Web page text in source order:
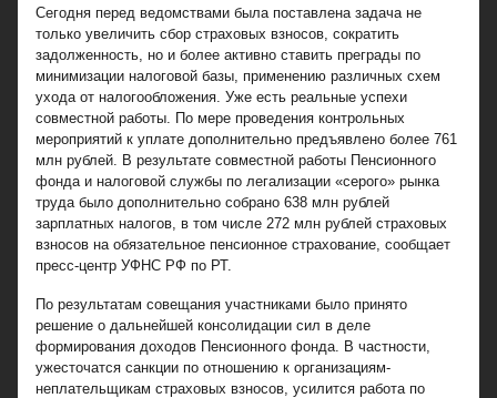
Сегодня перед ведомствами была поставлена задача не
только увеличить сбор страховых взносов, сократить
задолженность, но и более активно ставить преграды по
минимизации налоговой базы, применению различных схем
ухода от налогообложения. Уже есть реальные успехи
совместной работы. По мере проведения контрольных
мероприятий к уплате дополнительно предъявлено более 761
млн рублей. В результате совместной работы Пенсионного
фонда и налоговой службы по легализации «серого» рынка
труда было дополнительно собрано 638 млн рублей
зарплатных налогов, в том числе 272 млн рублей страховых
взносов на обязательное пенсионное страхование, сообщает
пресс-центр УФНС РФ по РТ.
По результатам совещания участниками было принято
решение о дальнейшей консолидации сил в деле
формирования доходов Пенсионного фонда. В частности,
ужесточатся санкции по отношению к организациям-
неплательщикам страховых взносов, усилится работа по